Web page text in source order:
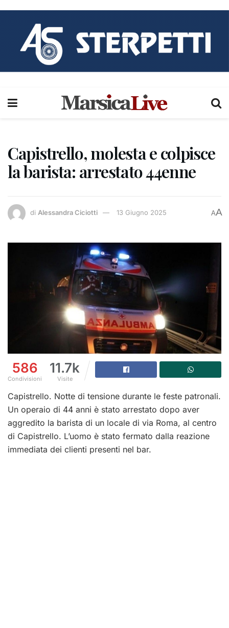
Capistrello, molesta e colpisce
la barista: arrestato 44enne
di Alessandra Ciciotti 13 Giugno 2025 AA
586
Condivisioni
11.7k
Visite
Capistrello. Notte di tensione durante le feste patronali.
Un operaio di 44 anni è stato arrestato dopo aver
aggredito la barista di un locale di via Roma, al centro
di Capistrello. L’uomo è stato fermato dalla reazione
immediata dei clienti presenti nel bar.